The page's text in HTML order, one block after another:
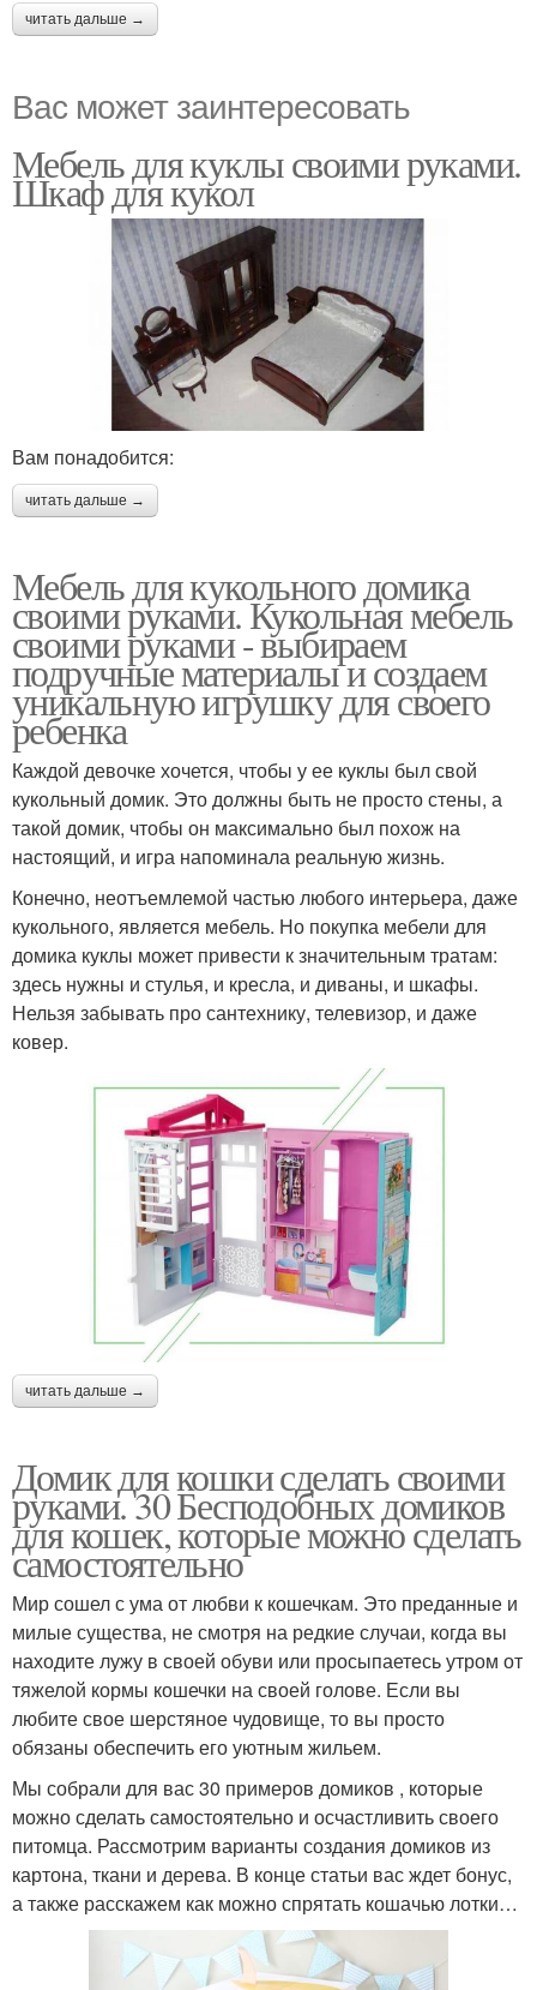
читать дальше →
Вас может заинтересовать
Мебель для куклы своими руками.
Шкаф для кукол
Вам понадобится:
читать дальше →
Мебель для кукольного домика
своими руками. Кукольная мебель
своими руками - выбираем
подручные материалы и создаем
уникальную игрушку для своего
ребенка
Каждой девочке хочется, чтобы у ее куклы был свой
кукольный домик. Это должны быть не просто стены, а
такой домик, чтобы он максимально был похож на
настоящий, и игра напоминала реальную жизнь.
Конечно, неотъемлемой частью любого интерьера, даже
кукольного, является мебель. Но покупка мебели для
домика куклы может привести к значительным тратам:
здесь нужны и стулья, и кресла, и диваны, и шкафы.
Нельзя забывать про сантехнику, телевизор, и даже
ковер.
читать дальше →
Домик для кошки сделать своими
руками. 30 Бесподобных домиков
для кошек, которые можно сделать
самостоятельно
Мир сошел с ума от любви к кошечкам. Это преданные и
милые существа, не смотря на редкие случаи, когда вы
находите лужу в своей обуви или просыпаетесь утром от
тяжелой кормы кошечки на своей голове. Если вы
любите свое шерстяное чудовище, то вы просто
обязаны обеспечить его уютным жильем.
Мы собрали для вас 30 примеров домиков , которые
можно сделать самостоятельно и осчастливить своего
питомца. Рассмотрим варианты создания домиков из
картона, ткани и дерева. В конце статьи вас ждет бонус,
а также расскажем как можно спрятать кошачью лотки…